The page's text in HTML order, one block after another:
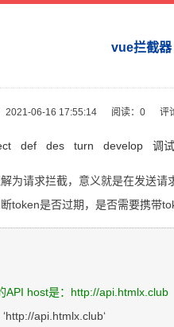
vue拦截器
2021-06-16 17:55:14 阅读：0 评
def des turn develop 调试
为请求拦截，意义就是在发送
token是否过期，是否需要携带
host是：http://api.htmlx.club
api.htmlx.club‘